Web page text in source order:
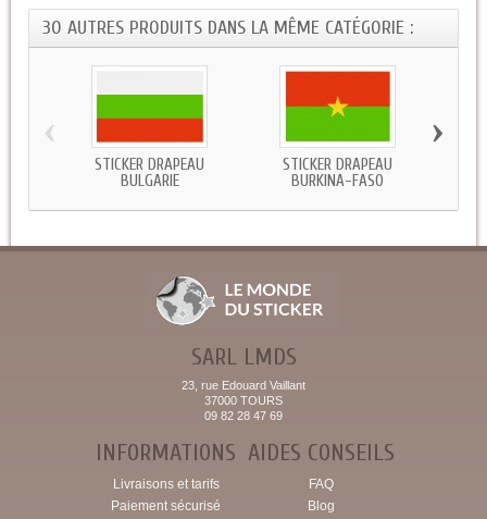
30 AUTRES PRODUITS DANS LA MÊME CATÉGORIE :
STICKER DRAPEAU
BULGARIE
STICKER DRAPEAU
BURKINA-FASO
‹ ›
SARL LMDS
23, rue Edouard Vaillant
37000 TOURS
09 82 28 47 69
INFORMATIONS
Livraisons et tarifs
Paiement sécurisé
AIDES CONSEILS
FAQ
Blog